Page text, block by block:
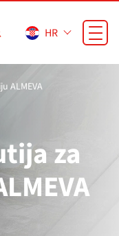
HR
ALMEVA
za